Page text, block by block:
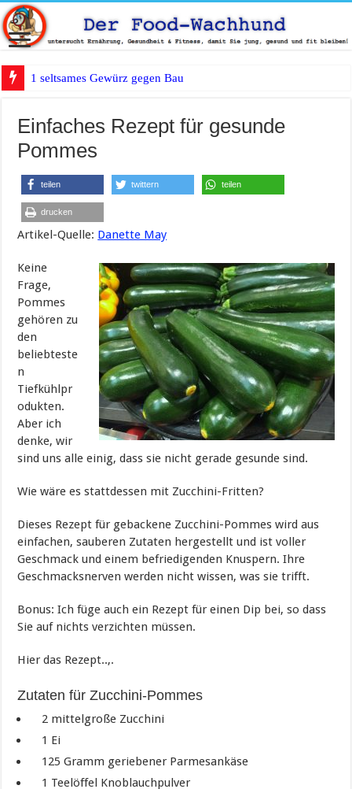
1 seltsames Gewürz gegen Bauchfett?
Einfaches Rezept für gesunde
Pommes
teilen twittern teilen
drucken
Artikel-Quelle: Danette May
Keine
Frage,
Pommes
gehören zu
den
beliebteste
n
Tiefkühlpr
odukten.
Aber ich
denke, wir
sind uns alle einig, dass sie nicht gerade gesunde sind.
Wie wäre es stattdessen mit Zucchini-Fritten?
Dieses Rezept für gebackene Zucchini-Pommes wird aus
einfachen, sauberen Zutaten hergestellt und ist voller
Geschmack und einem befriedigenden Knuspern. Ihre
Geschmacksnerven werden nicht wissen, was sie trifft.
Bonus: Ich füge auch ein Rezept für einen Dip bei, so dass
Sie auf nichts verzichten müssen.
Hier das Rezept..,.
Zutaten für Zucchini-Pommes
2 mittelgroße Zucchini
1 Ei
125 Gramm geriebener Parmesankäse
1 Teelöffel Knoblauchpulver